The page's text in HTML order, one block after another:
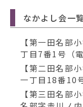
なかよし会一
【第一田名部
丁目7番1号（
【第二田名部
一丁目18番10
【第三田名部